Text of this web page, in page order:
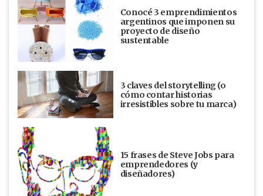
Conocé 3 emprendimientos
argentinos que imponen su
proyecto de diseño
sustentable
3 claves del storytelling (o
cómo contar historias
irresistibles sobre tu marca)
15 frases de Steve Jobs para
emprendedores (y
diseñadores)